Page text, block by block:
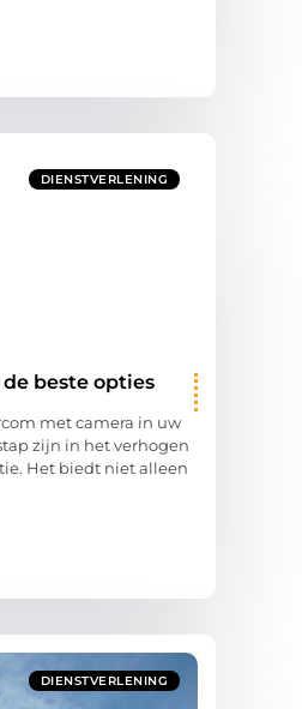
DIENSTVERLENING
beste opties
met camera in uw
zijn in het verhogen
Het biedt niet alleen
DIENSTVERLENING